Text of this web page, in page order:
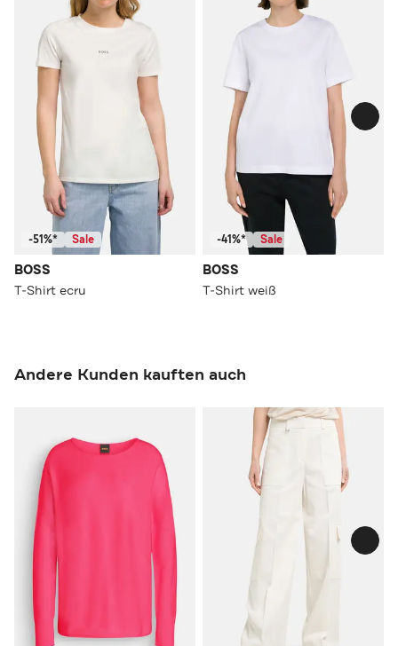
-51%* Sale
BOSS
T-Shirt ecru
-41%* Sale
BOSS
T-Shirt weiß
Andere Kunden kauften auch